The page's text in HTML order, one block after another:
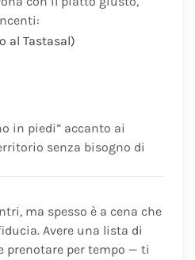
al Tastasal)
in piedi” accanto ai
senza bisogno di
ma spesso è a cena che
Avere una lista di
per tempo — ti